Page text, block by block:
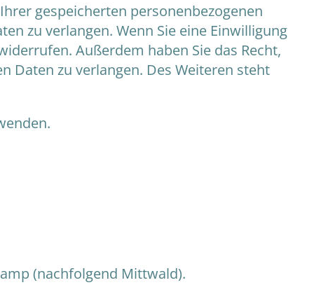
gespeicherten personenbezogenen
zu verlangen. Wenn Sie eine Einwilligung
Außerdem haben Sie das Recht,
Daten zu verlangen. Des Weiteren steht
(nachfolgend Mittwald).